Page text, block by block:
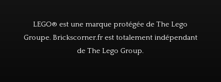
LEGO® est une marque protégée de The Lego
Groupe. Brickscorner.fr est totalement indépendant
de The Lego Group.